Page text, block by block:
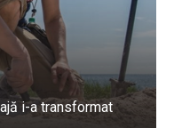
i-a transformat